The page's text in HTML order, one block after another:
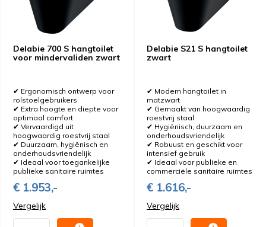
Breed aanbod toiletten en toebehoren
gebruik
publieke ruimtes
Snelle levering en betrouwbare service
Maak uw sanitaire ruimte compleet met kwalitatieve
toiletten van Hygiene-shop.be. Ontdek ons assortiment
en bestel vandaag nog eenvoudig online!
Delabie 700 S hangtoilet
voor mindervaliden zwart
✔ Ergonomisch ontwerp voor
rolstoelgebruikers
✔ Extra hoogte en diepte voor
optimaal comfort
✔ Vervaardigd uit
hoogwaardig roestvrij staal
✔ Duurzaam, hygiënisch en
onderhoudsvriendelijk
✔ Ideaal voor toegankelijke
publieke sanitaire ruimtes
€ 1.953,-
Vergelijk
Delabie S21 S hangtoilet
zwart
✔ Modern hangtoilet in
matzwart
✔ Gemaakt van hoogwaardig
roestvrij staal
✔ Hygiënisch, duurzaam en
onderhoudsvriendelijk
✔ Robuust en geschikt voor
intensief gebruik
✔ Ideaal voor publieke en
commerciële sanitaire ruimtes
€ 1.616,-
Vergelijk